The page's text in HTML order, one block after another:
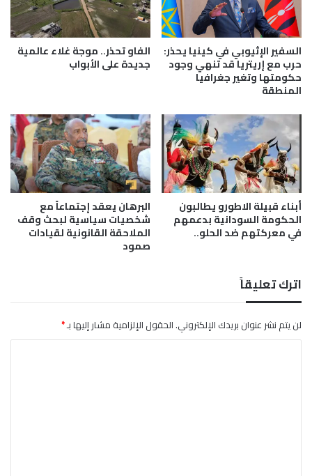
ي
ا
ج
ا
ت
ل
س
و
د
ن
ل
إ
ع
ة
إ
ع
السفير الإثيوبي في كينيا يحذر:
حرب مع إريتريا قد تنهي وجود
حكومتها وتغير جغرافيا
المنطقة
الفاو تحذر.. موجة غلاء عالمية
جديدة على الأبواب
أبناء قبيلة الاطورو يطالبون
الحكومة السودانية بدعمهم
في معركتهم ضد الحلو..
البرهان يعقد إجتماعاً مع
شخصيات سياسية لبحث وقف
الملاحقة القانونية لقيادات
صمود
اترك تعليقاً
لن يتم نشر عنوان بريدك الإلكتروني.الحقول الإلزامية مشار إليها بـ*